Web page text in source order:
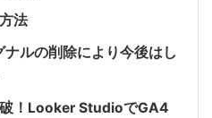
法
ルの削除により今後はし
！Looker StudioでGA4